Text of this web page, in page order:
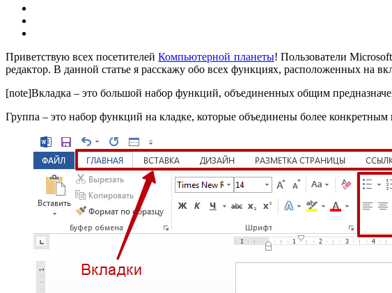
Приветствую всех посетителейКомпьютерной планеты! Пользователи
редактор. В данной статье я расскажу обо всех функциях, расположенных на
[note]Вкладка – это большой набор функций, объединенных общим
Группа – это набор функций на кладке, которые объединены более конкретным